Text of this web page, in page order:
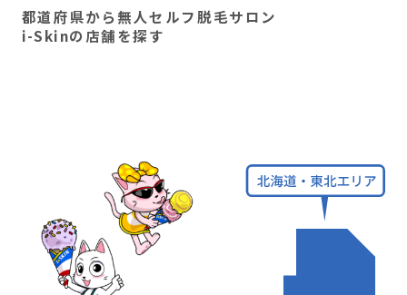
都道府県から無人セルフ脱毛サロン
i-Skinの店舗を探す